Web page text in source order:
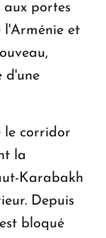
aux portes
l'Arménie et
d'une
le corridor
la
Karabakh
Depuis
bloqué